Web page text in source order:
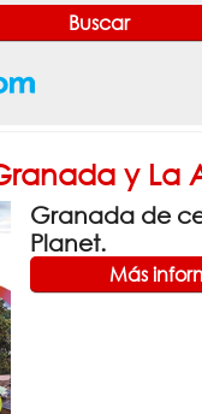
y La
Granada de
Planet.
Más